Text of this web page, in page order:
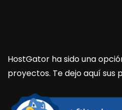
HostGator ha sido una
proyectos. Te dejo aquí sus